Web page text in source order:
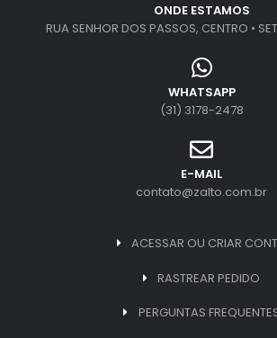
ONDE ESTAMOS
RUA SENHOR DOS PASSOS, CENTRO •
WHATSAPP
(31) 3178-2478
E-MAIL
contato@zalto.com.br
ACESSAR OU CRIAR
RASTREAR PEDIDO
PERGUNTAS